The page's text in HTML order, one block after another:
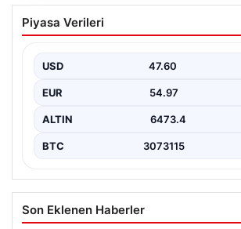
Mohamed Salah transferinin
açıklandı!
Piyasa Verileri
USD 47.60
EUR 54.97
ALTIN 6473.4
BTC 3073115
Son Eklenen Haberler